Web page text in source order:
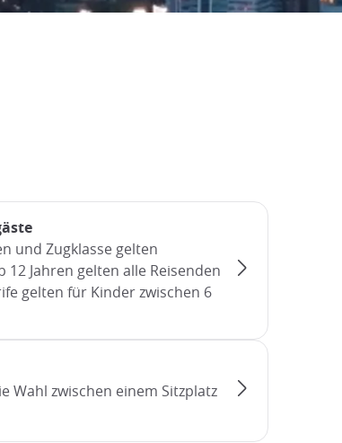
und Zugklasse gelten
Jahren gelten alle Reisenden
gelten für Kinder zwischen 6
Wahl zwischen einem Sitzplatz